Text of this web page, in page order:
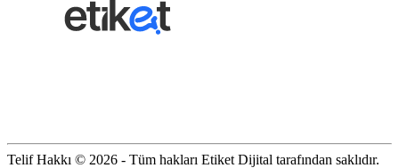
Telif Hakkı © 2026 - Tüm hakları Etiket Dijital tarafından saklıdır.